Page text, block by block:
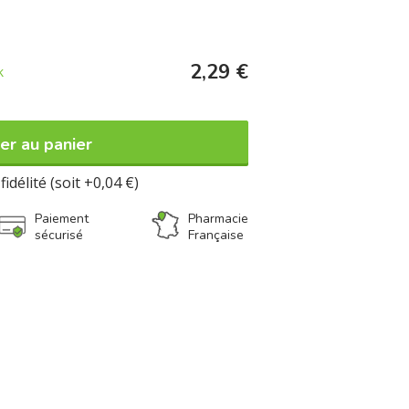
pour faciliter
2,29 €
au panier
(soit +0,04 €)
Paiement
sécurisé
Pharmacie
Française